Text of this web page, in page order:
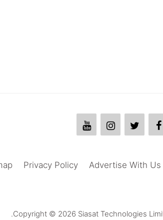
Advertise With Us
Privacy Policy
Copyright © 2026 Siasat Technologies